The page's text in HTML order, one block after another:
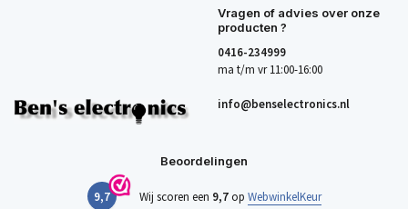
Vragen of advies over onze
producten ?
0416-234999
ma t/m vr 11:00-16:00
info@benselectronics.nl
Beoordelingen
9,7 Wij scoren een 9,7op WebwinkelKeur